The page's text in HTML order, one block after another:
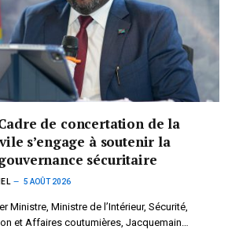
de concertation de la
s’engage à soutenir la
sécuritaire
5 AOÛT 2026
Ministre, Ministre de l’Intérieur, Sécurité,
et Affaires coutumières, Jacquemain…